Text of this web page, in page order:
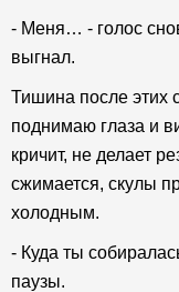
- Меня… - голос
выгнал.
Тишина после этих
поднимаю глаза и
кричит, не делает
сжимается, скулы
холодным.
- Куда ты
паузы.